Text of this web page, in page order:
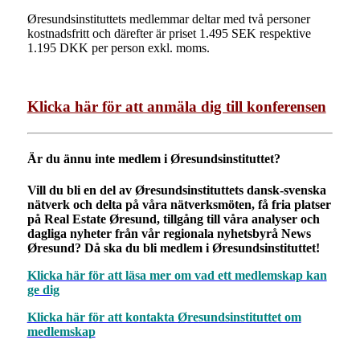
Øresundsinstituttets medlemmar deltar med två personer
kostnadsfritt och därefter är priset 1.495 SEK respektive
1.195 DKK per person exkl. moms.
Klicka här för att anmäla dig till konferensen
Är du ännu inte medlem i Øresundsinstituttet?
Vill du bli en del av Øresundsinstituttets dansk-svenska
nätverk och delta på våra nätverksmöten, få fria platser
på Real Estate Øresund, tillgång till våra analyser och
dagliga nyheter från vår regionala nyhetsbyrå News
Øresund? Då ska du bli medlem i Øresundsinstituttet!
Klicka här för att läsa mer om vad ett medlemskap kan
ge dig
Klicka här för att kontakta Øresundsinstituttet om
medlemskap